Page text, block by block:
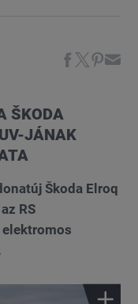
ŠKODA
JÁNAK
Škoda Elroq
RS